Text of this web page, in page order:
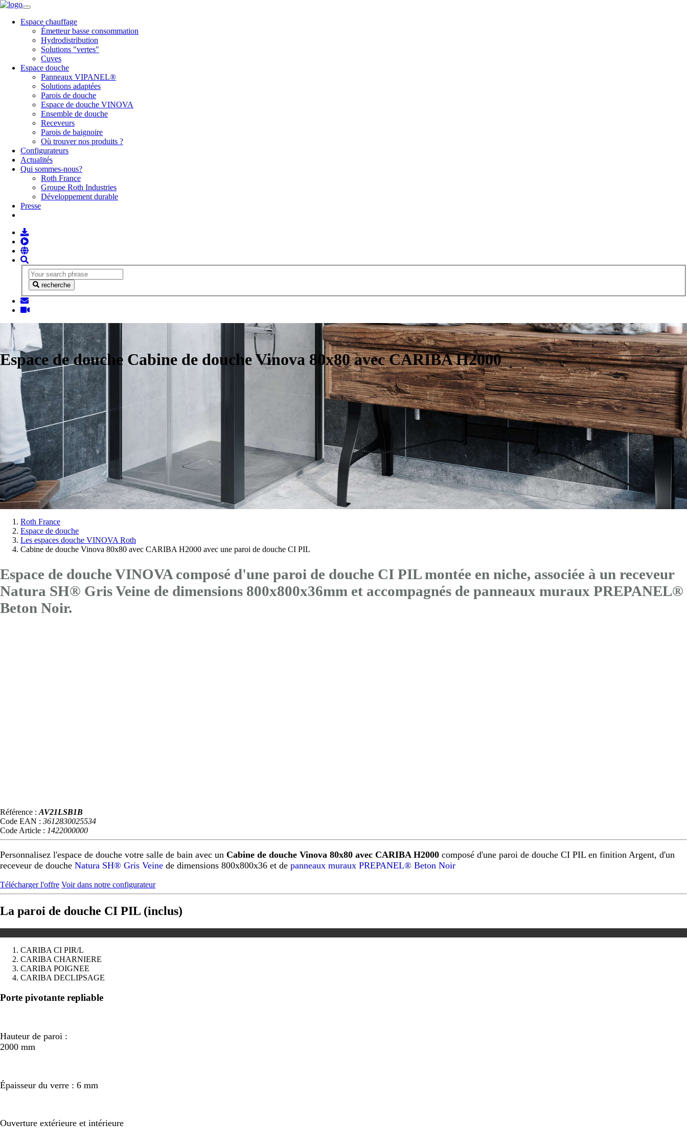
Espace chauffage
Émetteur basse consommation
Hydrodistribution
Solutions "vertes"
Cuves
Espace douche
Panneaux VIPANEL®
Solutions adaptées
Parois de douche
Espace de douche VINOVA
Ensemble de douche
Receveurs
Parois de baignoire
Où trouver nos produits ?
Configurateurs
Actualités
Qui sommes-nous?
Roth France
Groupe Roth Industries
Développement durable
Presse
recherche
Espace de douche Cabine de douche Vinova 80x80 avec CARIBA H2000
Vous
êtes
Roth France
Espace de douche
Les espaces douche VINOVA Roth
Cabine de douche Vinova 80x80 avec CARIBA H2000 avec une paroi de douche CI PIL
Espace de douche VINOVA composé d'une paroi de douche CI PIL montée en niche, associée à un receveur
Natura SH® Gris Veine de dimensions 800x800x36mm et accompagnés de panneaux muraux PREPANEL®
Beton Noir.
Référence : AV21LSB1B
Code EAN : 3612830025534
Code Article : 1422000000
Personnalisez l'espace de douche votre salle de bain avec un Cabine de douche Vinova 80x80 avec CARIBA H2000 composé d'une paroi de douche CI PIL en finition Argent, d'un
receveur de douche Natura SH® Gris Veine de dimensions 800x800x36 et de panneaux muraux PREPANEL® Beton Noir
Télécharger l'offre Voir dans notre configurateur
La paroi de douche CI PIL (inclus)
CARIBA CI PIR/L
CARIBA CHARNIERE
CARIBA POIGNEE
CARIBA DECLIPSAGE
Précédent
Suivant
Porte pivotante repliable
Hauteur de paroi :
2000 mm
Épaisseur du verre : 6 mm
Ouverture extérieure et intérieure